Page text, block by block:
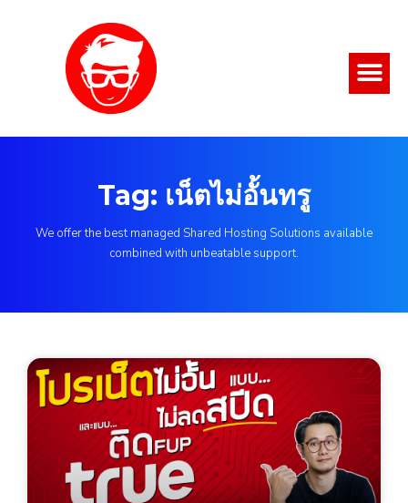
Tag: เน็ตไม่อั้นทรู
We offer the best managed Shared Hosting Solutions available
combined with unbeatable support.